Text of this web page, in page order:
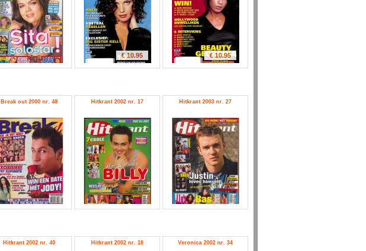
€ 10.95 € 10.95
Break out 2000 nr. 48 Hitkrant 2002 nr. 17 Hitkrant 2003 nr. 27
Hitkrant 2002 nr. 40 Hitkrant 2002 nr. 18 Veronica 2002 nr. 34